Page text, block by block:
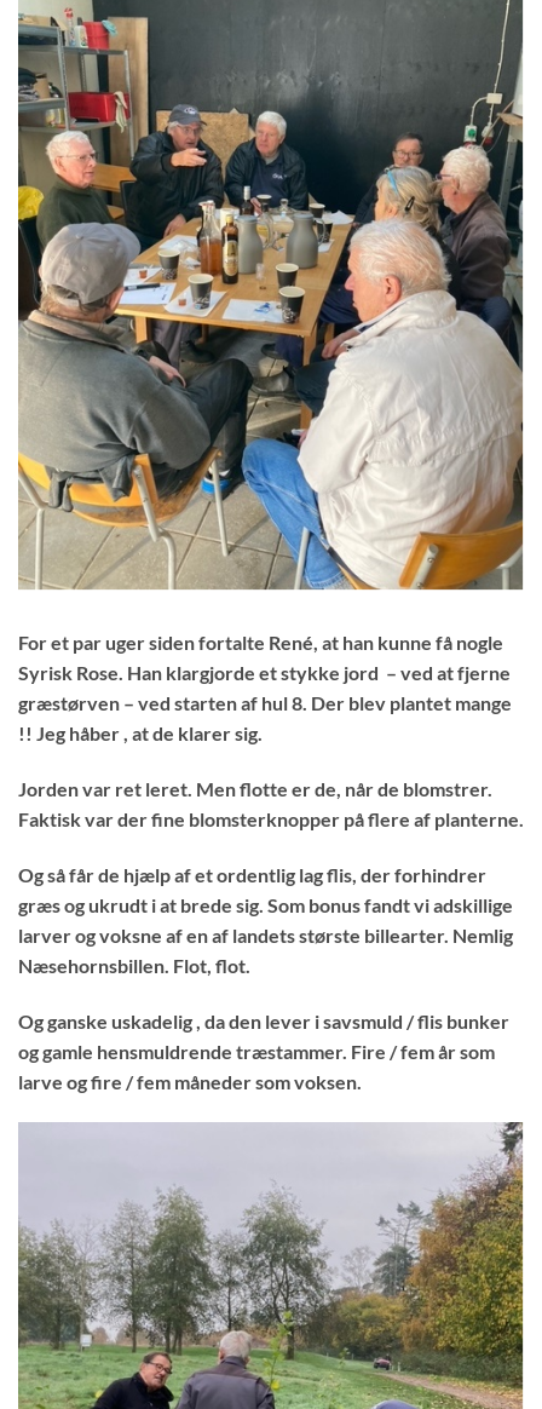
For et par uger siden fortalte René, at han kunne få nogle
Syrisk Rose. Han klargjorde et stykke jord – ved at fjerne
græstørven – ved starten af hul 8. Der blev plantet mange
!! Jeg håber , at de klarer sig.
Jorden var ret leret. Men flotte er de, når de blomstrer.
Faktisk var der fine blomsterknopper på flere af planterne.
Og så får de hjælp af et ordentlig lag flis, der forhindrer
græs og ukrudt i at brede sig. Som bonus fandt vi adskillige
larver og voksne af en af landets største billearter. Nemlig
Næsehornsbillen. Flot, flot.
Og ganske uskadelig , da den lever i savsmuld / flis bunker
og gamle hensmuldrende træstammer. Fire / fem år som
larve og fire / fem måneder som voksen.